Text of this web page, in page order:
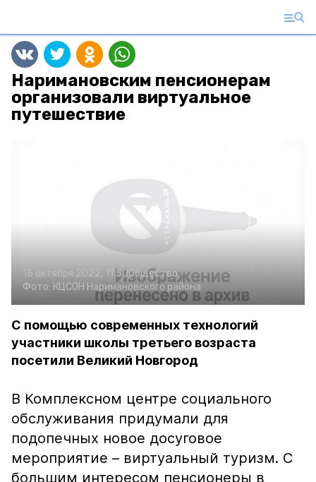
Наримановским пенсионерам
организовали виртуальное
путешествие
15 октября 2022, 11:50Общество
Фото: КЦСОН Наримановского района
С помощью современных технологий
участники школы третьего возраста
посетили Великий Новгород
В Комплексном центре социального
обслуживания придумали для
подопечных новое досуговое
мероприятие – виртуальный туризм. С
большим интересом пенсионеры в